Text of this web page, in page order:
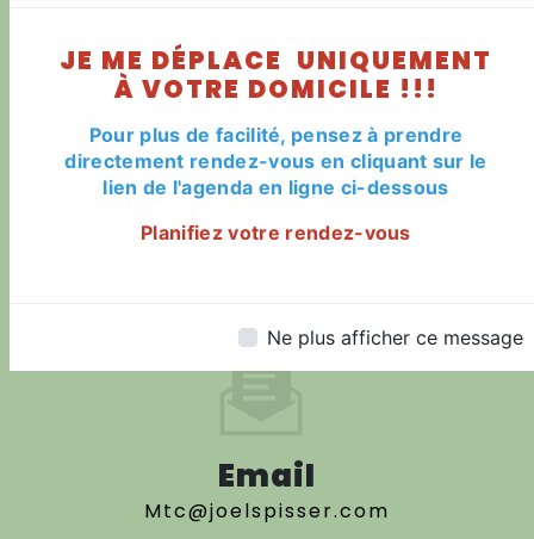
JE ME DÉPLACE UNIQUEMENT
À VOTRE DOMICILE !!!
Pour plus de facilité, pensez à prendre
directement rendez-vous en cliquant sur le
lien de l'agenda en ligne ci-dessous
Planifiez votre rendez-vous
Ne plus afficher ce message
Haguenau
Téléphone
Email
mtc@joelspisser.com